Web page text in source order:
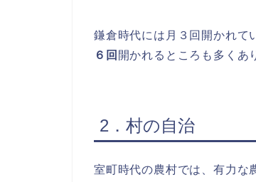
鎌倉時代には月３回開かれて
６回 開かれるところも多くあ
2．村の自治
室町時代の農村では、有力な